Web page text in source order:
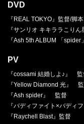
DVD
『REAL TOKYO』監督/脚本
『サンリオ キキララこりん
『Ash 5th ALBUM 「
PV
『cossami 結婚しよ♪』 監
『Yellow Diamond 光』
『Ash spider』 監督
『バディファイト×バディ
『Raychell Blast』監督